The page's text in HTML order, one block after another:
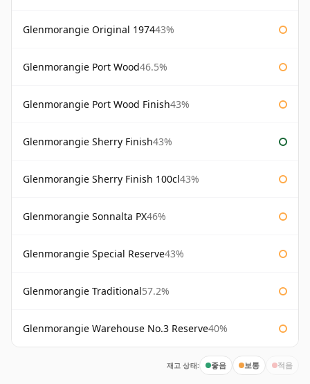
Glenmorangie Original 197443%
Glenmorangie Port Wood46.5%
Glenmorangie Port Wood Finish43%
Glenmorangie Sherry Finish43%
Glenmorangie Sherry Finish 100cl43%
Glenmorangie Sonnalta PX46%
Glenmorangie Special Reserve43%
Glenmorangie Traditional57.2%
Glenmorangie Warehouse No.3 Reserve40%
재고 상태: 좋음 보통 적음